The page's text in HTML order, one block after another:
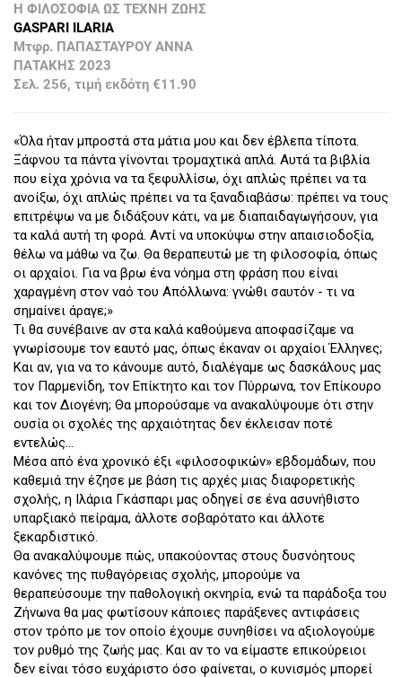
Η ΦΙΛΟΣΟΦΙΑ ΩΣ ΤΕΧΝΗ ΖΩΗΣ
GASPARI ILARIA
Μτφρ. ΠΑΠΑΣΤΑΥΡΟΥ ΑΝΝΑ
ΠΑΤΑΚΗΣ 2023
Σελ. 256, τιμή εκδότη €11.90
«Όλα ήταν μπροστά στα μάτια μου και δεν έβλεπα τίποτα.
Ξάφνου τα πάντα γίνονται τρομαχτικά απλά. Αυτά τα βιβλία
που είχα χρόνια να τα ξεφυλλίσω, όχι απλώς πρέπει να τα
ανοίξω, όχι απλώς πρέπει να τα ξαναδιαβάσω: πρέπει να τους
επιτρέψω να με διδάξουν κάτι, να με διαπαιδαγωγήσουν, για
τα καλά αυτή τη φορά. Αντί να υποκύψω στην απαισιοδοξία,
θέλω να μάθω να ζω. Θα θεραπευτώ με τη φιλοσοφία, όπως
οι αρχαίοι. Για να βρω ένα νόημα στη φράση που είναι
χαραγμένη στον ναό του Απόλλωνα: γνώθι σαυτόν - τι να
σημαίνει άραγε;»
Τι θα συνέβαινε αν στα καλά καθούμενα αποφασίζαμε να
γνωρίσουμε τον εαυτό μας, όπως έκαναν οι αρχαίοι Έλληνες;
Και αν, για να το κάνουμε αυτό, διαλέγαμε ως δασκάλους μας
τον Παρμενίδη, τον Επίκτητο και τον Πύρρωνα, τον Επίκουρο
και τον Διογένη; Θα μπορούσαμε να ανακαλύψουμε ότι στην
ουσία οι σχολές της αρχαιότητας δεν έκλεισαν ποτέ
εντελώς...
Μέσα από ένα χρονικό έξι «φιλοσοφικών» εβδομάδων, που
καθεμιά την έζησε με βάση τις αρχές μιας διαφορετικής
σχολής, η Ιλάρια Γκάσπαρι μας οδηγεί σε ένα ασυνήθιστο
υπαρξιακό πείραμα, άλλοτε σοβαρότατο και άλλοτε
ξεκαρδιστικό.
Θα ανακαλύψουμε πώς, υπακούοντας στους δυσνόητους
κανόνες της πυθαγόρειας σχολής, μπορούμε να
θεραπεύσουμε την παθολογική οκνηρία, ενώ τα παράδοξα του
Ζήνωνα θα μας φωτίσουν κάποιες παράξενες αντιφάσεις
στον τρόπο με τον οποίο έχουμε συνηθίσει να αξιολογούμε
τον ρυθμό της ζωής μας. Και αν το να είμαστε επικούρειοι
δεν είναι τόσο ευχάριστο όσο φαίνεται, ο κυνισμός μπορεί